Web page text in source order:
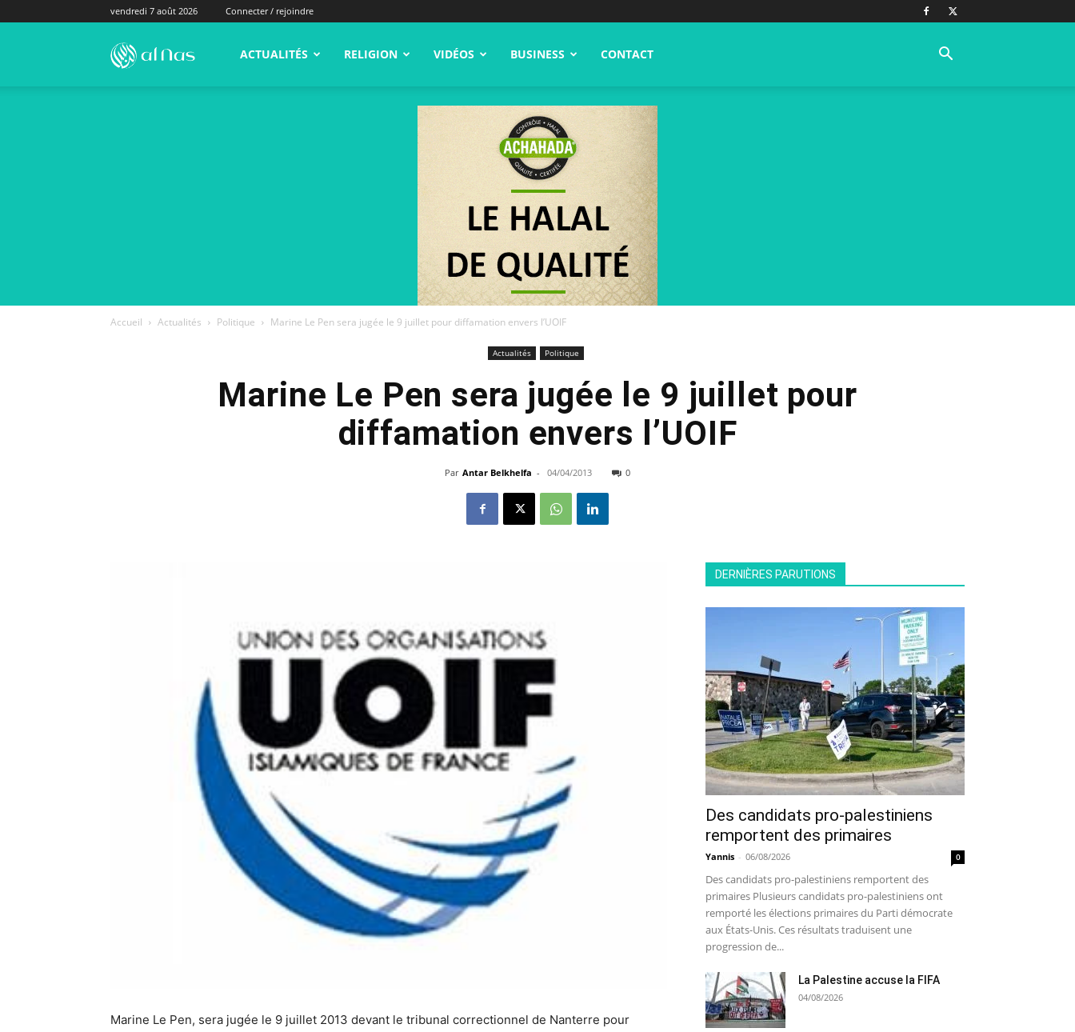
vendredi 7 août 2026 Connecter / rejoindre
alNas.fr ACTUALITÉS RELIGION VIDÉOS BUSINESS CONTACT
Accueil Actualités Politique Marine Le Pen sera jugée le 9 juillet pour diffamation envers l’UOIF
Actualités Politique
Marine Le Pen sera jugée le 9 juillet pour
diffamation envers l’UOIF
Par Antar Belkhelfa - 04/04/2013 0
Marine Le Pen, sera jugée le 9 juillet 2013 devant le tribunal correctionnel de Nanterre pour
DERNIÈRES PARUTIONS
Des candidats pro-palestiniens
remportent des primaires
Yannis - 06/08/2026 0
Des candidats pro-palestiniens remportent des
primaires Plusieurs candidats pro-palestiniens ont
remporté les élections primaires du Parti démocrate
aux États-Unis. Ces résultats traduisent une
progression de...
La Palestine accuse la FIFA
04/08/2026